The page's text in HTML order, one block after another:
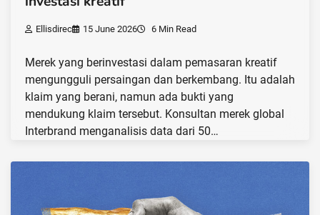
Ellisdirec 15 June 2026 6 Min Read
Merek yang berinvestasi dalam pemasaran kreatif
mengungguli persaingan dan berkembang. Itu adalah
klaim yang berani, namun ada bukti yang
mendukung klaim tersebut. Konsultan merek global
Interbrand menganalisis data dari 50…